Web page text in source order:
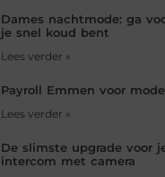
Dames nachtmode: ga
je snel koud bent
Lees verder »
Payroll Emmen voor
Lees verder »
De slimste upgrade voor
intercom met camera